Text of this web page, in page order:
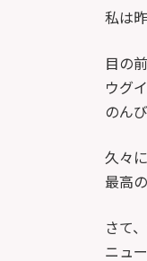
私は
目の
ウグ
のん
久々
最高
さて
ニュ